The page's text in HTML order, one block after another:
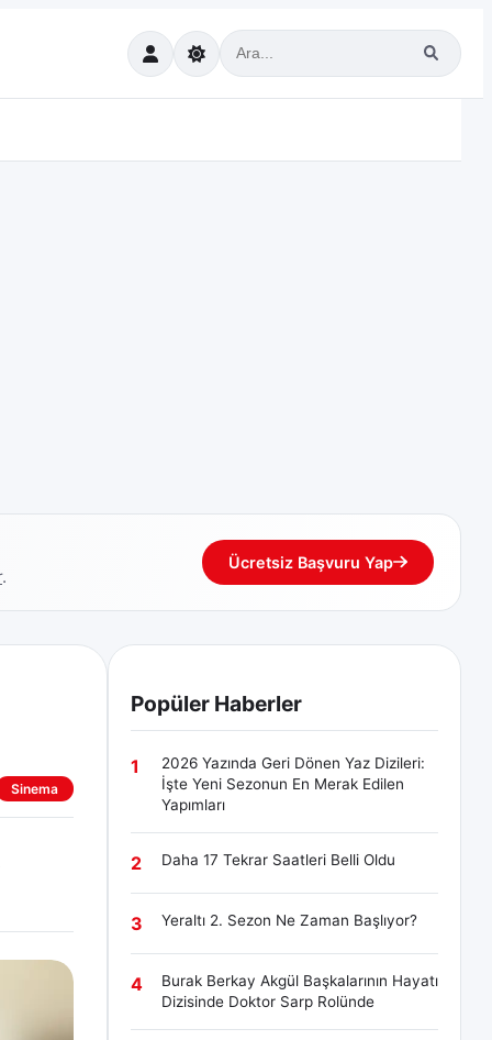
.
Ücretsiz Başvuru Yap
Sinema
Popüler Haberler
1
2026 Yazında Geri Dönen Yaz Dizileri:
İşte Yeni Sezonun En Merak Edilen
Yapımları
2 Daha 17 Tekrar Saatleri Belli Oldu
3 Yeraltı 2. Sezon Ne Zaman Başlıyor?
4
Burak Berkay Akgül Başkalarının Hayatı
Dizisinde Doktor Sarp Rolünde